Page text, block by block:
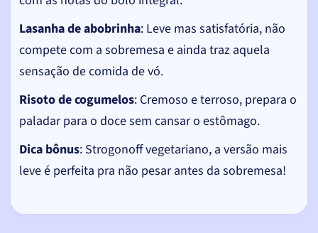
Lasanha de abobrinha: Leve mas satisfatória, não
compete com a sobremesa e ainda traz aquela
sensação de comida de vó.
Risoto de cogumelos: Cremoso e terroso, prepara o
paladar para o doce sem cansar o estômago.
Dica bônus: Strogonoff vegetariano, a versão mais
leve é perfeita pra não pesar antes da sobremesa!